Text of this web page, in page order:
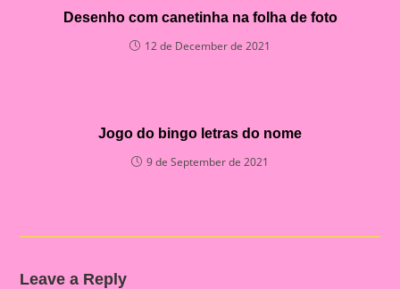
Desenho com canetinha na folha de foto
12 de December de 2021
Jogo do bingo letras do nome
9 de September de 2021
Leave a Reply